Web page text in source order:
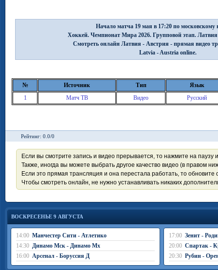
Начало матча 19 мая в 17:20 по московскому
Хоккей. Чемпионат Мира 2026. Групповой этап.
Смотреть онлайн Латвия - Австрия - прямая видео
Latvia - Austria online.
№ Источник Тип
Язык
1
Матч ТВ Видео Русский
Рейтинг: 0.0/0
Если вы смотрите запись и видео прерывается, то нажмите на паузу
Также, иногда вы можете выбрать другое качество видео (в правом
Если это прямая трансляция и она перестала работать, то обновите
Чтобы смотреть онлайн, не нужно устанавливать никаких
ВОСКРЕСЕНЬЕ 9 АВГУСТА
14:00 Манчестер Сити - Атлетико
14:30 Динамо Мск - Динамо Мх
16:00 Арсенал - Боруссия Д
17:00 Зенит -
20:00 Спартак -
20:30 Рубин -